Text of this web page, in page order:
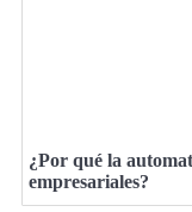
¿Por qué la
empresariales?